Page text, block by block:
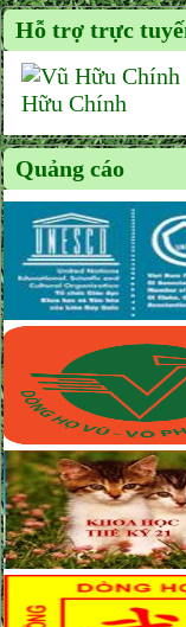
Hỗ trợ trực
Hữu Chính
Quảng cáo